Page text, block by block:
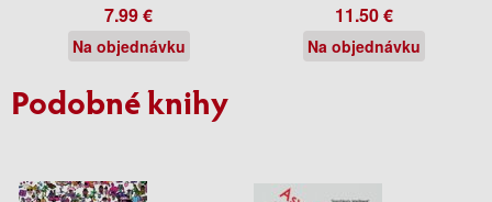
7.99 €
Na objednávku
11.50 €
Na objednávku
Podobné knihy